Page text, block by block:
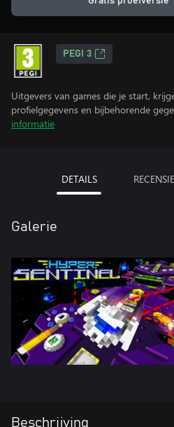
PEGI 3
Uitgevers van games die je start,
profielgegevens en bijbehorende
informatie
DETAILS
Galerie
Beschrijving